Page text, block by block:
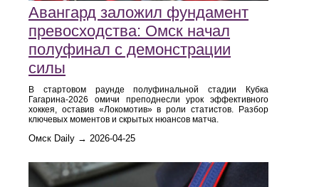
Авангард заложил фундамент
превосходства: Омск начал
полуфинал с демонстрации
силы
В стартовом раунде полуфинальной стадии Кубка
Гагарина-2026 омичи преподнесли урок эффективного
хоккея, оставив «Локомотив» в роли статистов. Разбор
ключевых моментов и скрытых нюансов матча.
Омск Daily → 2026-04-25